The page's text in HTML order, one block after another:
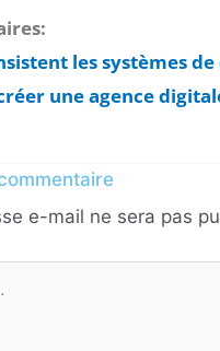
les systèmes
une agence
e-mail ne sera pas